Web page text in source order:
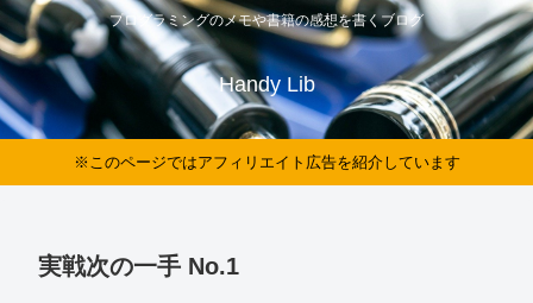
プログラミングのメモや書籍の感想を書くブログ
Handy Lib
※このページではアフィリエイト広告を紹介しています
実戦次の一手 No.1